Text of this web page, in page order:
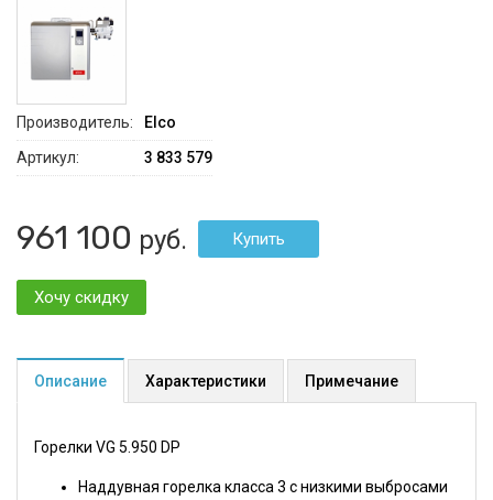
Производитель:
Elco
Артикул:
3 833 579
961 100 руб.
Хочу скидку
Описание Характеристики Примечание
Горелки VG 5.950 DP
Наддувная горелка класса 3 с низкими выбросами